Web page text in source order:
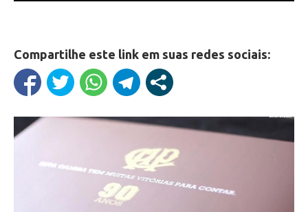
Compartilhe este link em suas redes sociais: